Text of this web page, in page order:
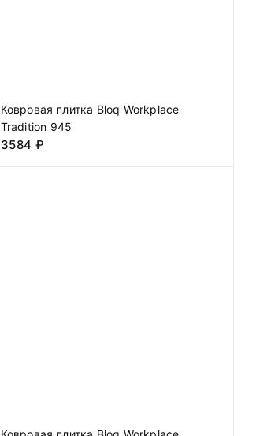
Ковровая плитка Bloq Workplace
Tradition 945
3584 ₽